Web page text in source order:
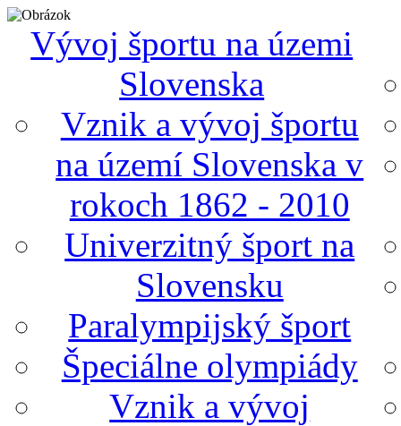
Vývoj športu na územi
Slovenska
Vznik a vývoj športu
na území Slovenska v
rokoch 1862 - 2010
Univerzitný šport na
Slovensku
Paralympijský šport
Špeciálne olympiády
Vznik a vývoj